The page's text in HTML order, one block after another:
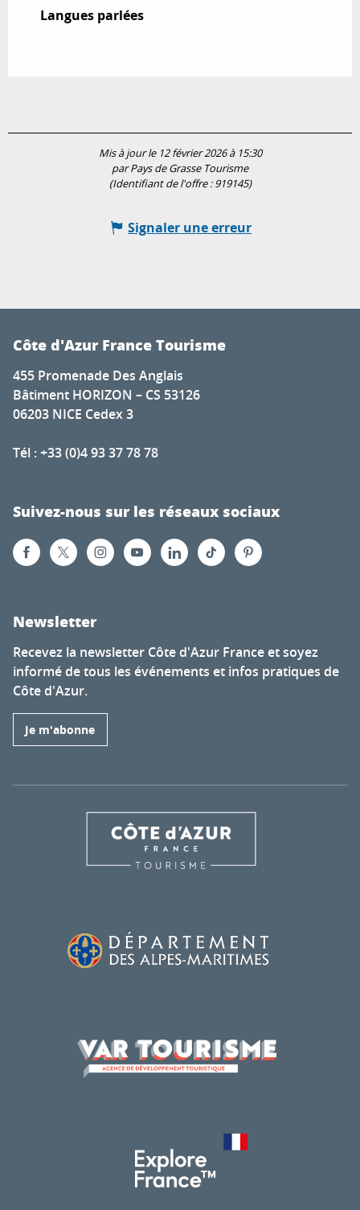
Langues parlées
Langues parlées
Mis à jour le 12 février 2026 à 15:30
par Pays de Grasse Tourisme
(Identifiant de l'offre :919145)
Signaler une erreur
Côte d'Azur France Tourisme
455 Promenade Des Anglais
Bâtiment HORIZON – CS 53126
06203 NICE Cedex 3
Tél : +33 (0)4 93 37 78 78
Suivez-nous sur les réseaux sociaux
Newsletter
Recevez la newsletter Côte d'Azur France et soyez
informé de tous les événements et infos pratiques de
Côte d'Azur.
Je m'abonne